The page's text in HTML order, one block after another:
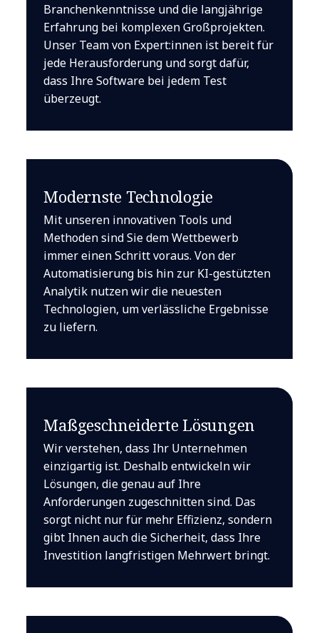
Branchenkenntnisse und die langjährige
Erfahrung bei komplexen Großprojekten.
Unser Team von Expert:innen ist bereit für
jede Herausforderung und sorgt dafür,
dass Ihre Software bei jedem Test
überzeugt.
Modernste Technologie
Mit unseren innovativen Tools und
Methoden sind Sie dem Wettbewerb
immer einen Schritt voraus. Von der
Automatisierung bis hin zur KI-gestützten
Analytik nutzen wir die neuesten
Technologien, um verlässliche Ergebnisse
zu liefern.
Maßgeschneiderte Lösungen
Wir verstehen, dass Ihr Unternehmen
einzigartig ist. Deshalb entwickeln wir
Lösungen, die genau auf Ihre
Anforderungen zugeschnitten sind. Das
sorgt nicht nur für mehr Effizienz, sondern
gibt Ihnen auch die Sicherheit, dass Ihre
Investition langfristigen Mehrwert bringt.